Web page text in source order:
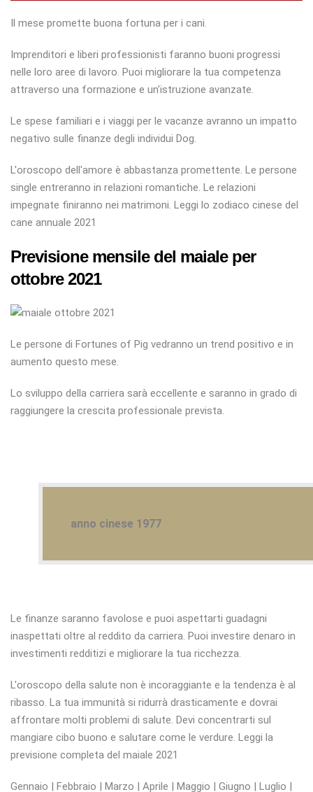
Il mese promette buona fortuna per i cani.
Imprenditori e liberi professionisti faranno buoni progressi
nelle loro aree di lavoro. Puoi migliorare la tua competenza
attraverso una formazione e un'istruzione avanzate.
Le spese familiari e i viaggi per le vacanze avranno un impatto
negativo sulle finanze degli individui Dog.
L'oroscopo dell'amore è abbastanza promettente. Le persone
single entreranno in relazioni romantiche. Le relazioni
impegnate finiranno nei matrimoni. Leggi lo zodiaco cinese del
cane annuale 2021
Previsione mensile del maiale per
ottobre 2021
Le persone di Fortunes of Pig vedranno un trend positivo e in
aumento questo mese.
Lo sviluppo della carriera sarà eccellente e saranno in grado di
raggiungere la crescita professionale prevista.
anno cinese 1977
Le finanze saranno favolose e puoi aspettarti guadagni
inaspettati oltre al reddito da carriera. Puoi investire denaro in
investimenti redditizi e migliorare la tua ricchezza.
L'oroscopo della salute non è incoraggiante e la tendenza è al
ribasso. La tua immunità si ridurrà drasticamente e dovrai
affrontare molti problemi di salute. Devi concentrarti sul
mangiare cibo buono e salutare come le verdure. Leggi la
previsione completa del maiale 2021
Gennaio | Febbraio | Marzo | Aprile | Maggio | Giugno | Luglio |